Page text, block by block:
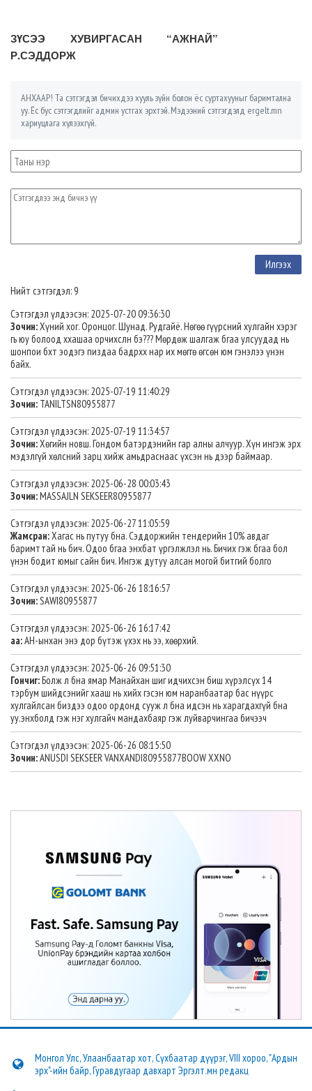
ЗҮСЭЭ ХУВИРГАСАН “АЖНАЙ”
Р.СЭДДОРЖ
АНХААР! Та сэтгэгдэл бичихдээ хууль зүйн болон ёс суртахууныг баримтална
уу. Ёс бус сэтгэгдлийг админ устгах эрхтэй. Мэдээний сэтгэгдэлд ergelt.mn
хариуцлага хүлээхгүй.
Нийт сэтгэгдэл: 9
Сэтгэгдэл үлдээсэн: 2025-07-20 09:36:30
Зочин:Хүний хог. Оронцог. Шунад. Рудгайё. Нөгөө гүүрсний хулгайн хэрэг
гь юу болоод ххашаа орчихслн бэ??? Мөрдөж шалгаж бгаа улсуудад нь
шонпои бхт эодэгэ пиздаа бадрхх нар их мөггө өгсөн юм гэнэлээ үнэн
байх.
Сэтгэгдэл үлдээсэн: 2025-07-19 11:40:29
Зочин: TANILTSN80955877
Сэтгэгдэл үлдээсэн: 2025-07-19 11:34:57
Зочин:Хөгийн новш. Гондом батэрдэнийн гар алны алчуур. Хүн ингэж эрх
мэдэлгүй хөлсний зарц хийж амьдраснаас үхсэн нь дээр баймаар.
Сэтгэгдэл үлдээсэн: 2025-06-28 00:03:43
Зочин:MASSAJLN SEKSEER80955877
Сэтгэгдэл үлдээсэн: 2025-06-27 11:05:59
Жамсран:Хагас нь путуу бна. Сэддоржийн тендерийн 10% авдаг
баримттай нь бич. Одоо бгаа энхбат үргэлжлэл нь. Бичих гэж бгаа бол
үнэн бодит юмыг сайн бич. Ингэж дутуу алсан могой битгий болго
Сэтгэгдэл үлдээсэн: 2025-06-26 18:16:57
Зочин:SAWI80955877
Сэтгэгдэл үлдээсэн: 2025-06-26 16:17:42
аа:АН-ынхан энэ дор бүтэж үхэх нь ээ, хөөрхий.
Сэтгэгдэл үлдээсэн: 2025-06-26 09:51:30
Гончиг:Болж л бна ямар Манайхан шиг идчихсэн биш хүрэлсүх 14
тэрбум шийдсэнийг хааш нь хийх гэсэн юм наранбаатар бас нүүрс
хулгайлсан биздээ одоо ордонд сууж л бна идсэн нь харагдахгүй бна
уу.энхболд гэж нэг хулгайч мандахбаяр гэж луйварчингаа бичээч
Сэтгэгдэл үлдээсэн: 2025-06-26 08:15:50
Зочин:ANUSDI SEKSEER VANXANDI80955877BOOW XXNO
Монгол Улс, Улаанбаатар хот, Сүхбаатар дүүрэг, VIII хороо, "Ардын
эрх"-ийн байр, Гуравдугаар давхарт Эргэлт.мн редакц